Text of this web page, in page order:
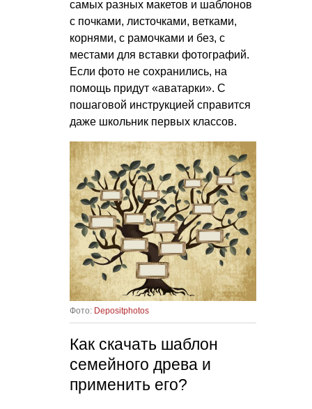
самых разных макетов и шаблонов
с почками, листочками, ветками,
корнями, с рамочками и без, с
местами для вставки фотографий.
Если фото не сохранились, на
помощь придут «аватарки». С
пошаговой инструкцией справится
даже школьник первых классов.
Фото: Depositphotos
Как скачать шаблон
семейного древа и
применить его?